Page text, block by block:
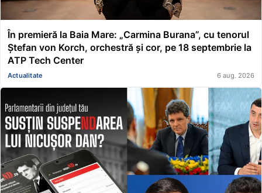
În premieră la Baia Mare: „Carmina Burana”, cu tenorul
Ștefan von Korch, orchestră și cor, pe 18 septembrie la
ATP Tech Center
Actualitate 6 aug. 2026